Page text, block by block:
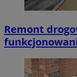
Remont